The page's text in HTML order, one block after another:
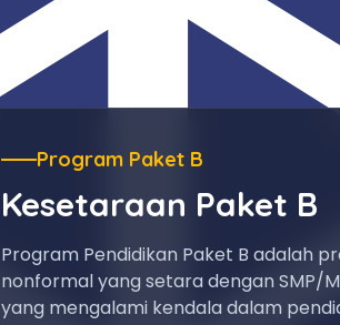
Program Paket B
Kesetaraan Paket B
Program Pendidikan Paket B adalah
nonformal yang setara dengan SMP/
yang mengalami kendala dalam